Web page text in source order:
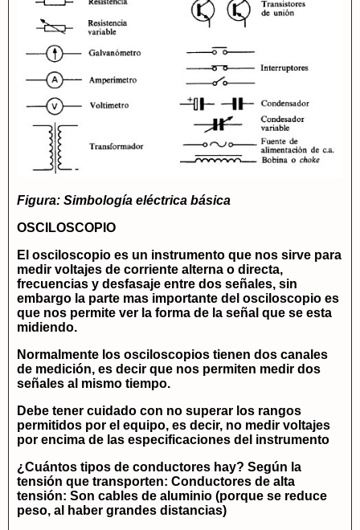
Figura: Simbología eléctrica básica
OSCILOSCOPIO
El osciloscopio es un instrumento que nos sirve para
medir voltajes de corriente alterna o directa,
frecuencias y desfasaje entre dos señales, sin
embargo la parte mas importante del osciloscopio es
que nos permite ver la forma de la señal que se esta
midiendo.
Normalmente los osciloscopios tienen dos canales
de medición, es decir que nos permiten medir dos
señales al mismo tiempo.
Debe tener cuidado con no superar los rangos
permitidos por el equipo, es decir, no medir voltajes
por encima de las especificaciones del instrumento
¿Cuántos tipos de conductores hay? Según la
tensión que transporten: Conductores de alta
tensión: Son cables de aluminio (porque se reduce
peso, al haber grandes distancias)